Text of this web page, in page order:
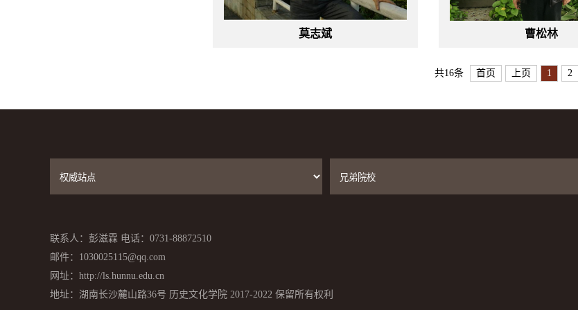
莫志斌 曹松林
共16条 首页 上页 1 2
联系人：彭滋霖 电话：0731-88872510
邮件：1030025115@qq.com
网址：http://ls.hunnu.edu.cn
地址：湖南长沙麓山路36号 历史文化学院 2017-2022 保留所有权利